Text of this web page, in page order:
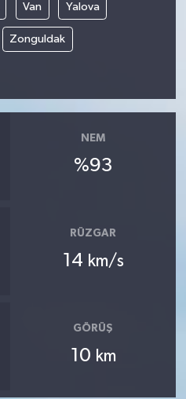
Van Yalova
Zonguldak
NEM
%93
RÜZGAR
14 km/s
GÖRÜŞ
10 km